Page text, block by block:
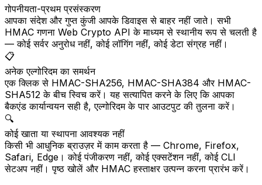
गोपनीयता-प्रथम प्रसंस्करण
आपका संदेश और गुप्त कुंजी आपके डिवाइस से बाहर नहीं जाते। सभी
HMAC गणना Web Crypto API के माध्यम से स्थानीय रूप से चलती है
— कोई सर्वर अनुरोध नहीं, कोई लॉगिंग नहीं, कोई डेटा संग्रह नहीं।
📋
अनेक एल्गोरिदम का समर्थन
एक क्लिक से HMAC-SHA256, HMAC-SHA384 और HMAC-
SHA512 के बीच स्विच करें। यह सत्यापित करने के लिए कि आपका
बैकएंड कार्यान्वयन सही है, एल्गोरिदम के पार आउटपुट की तुलना करें।
🔍
कोई खाता या स्थापना आवश्यक नहीं
किसी भी आधुनिक ब्राउज़र में काम करता है — Chrome, Firefox,
Safari, Edge। कोई पंजीकरण नहीं, कोई एक्सटेंशन नहीं, कोई CLI
सेटअप नहीं। पृष्ठ खोलें और HMAC हस्ताक्षर उत्पन्न करना प्रारंभ करें।